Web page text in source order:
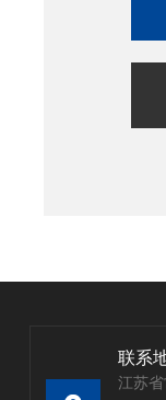
联系
江苏